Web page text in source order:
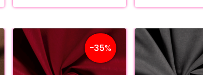
-35%